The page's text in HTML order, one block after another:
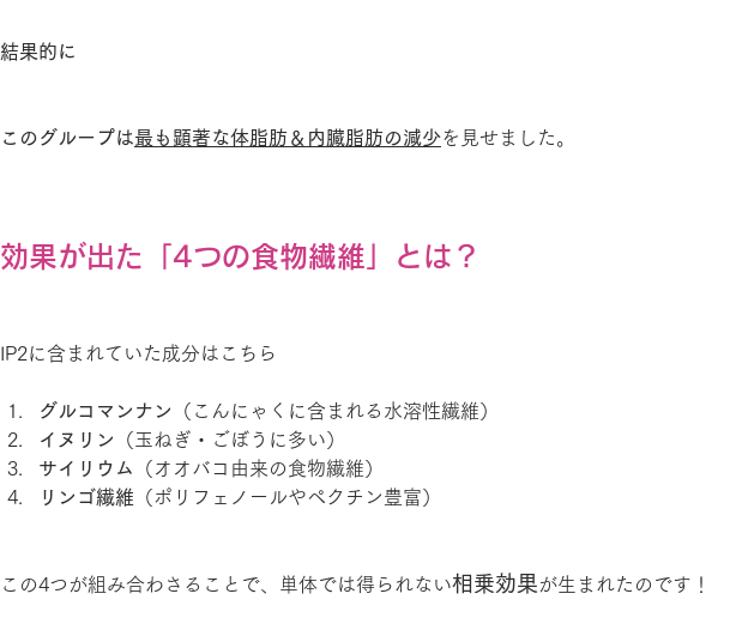
結果的に
このグループは最も顕著な体脂肪＆内臓脂肪の減少を見せました。
効果が出た「4つの食物繊維」とは？
IP2に含まれていた成分はこちら
グルコマンナン
（こんにゃくに含まれる水溶性繊維）
イヌリン
（玉ねぎ・ごぼうに多い）
サイリウム
（オオバコ由来の食物繊維）
リンゴ繊維 （ポリフェノールやペクチン豊富）
この4つが組み合わさることで、単体では得られない相乗効果が生まれたのです！